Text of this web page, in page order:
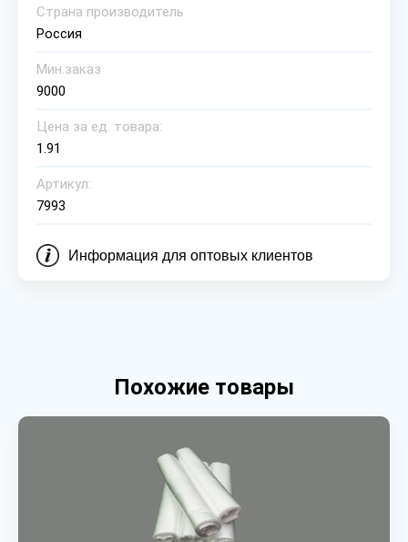
Страна производитель
Россия
Мин.заказ
9000
Цена за ед. товара:
1.91
Артикул:
7993
Информация для оптовых клиентов
Похожие товары